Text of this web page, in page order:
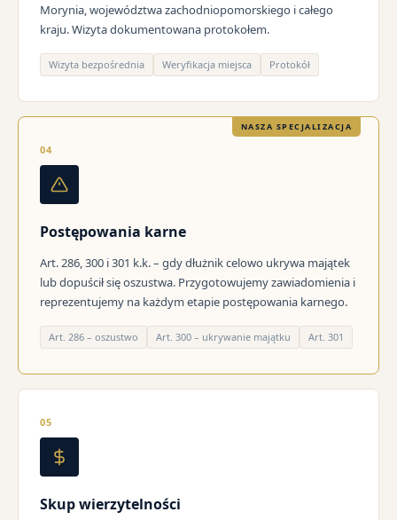
Morynia, województwa zachodniopomorskiego i całego
kraju. Wizyta dokumentowana protokołem.
Wizyta bezpośrednia Weryfikacja miejsca Protokół
NASZA SPECJALIZACJA
04
Postępowania karne
Art. 286, 300 i 301 k.k. – gdy dłużnik celowo ukrywa majątek
lub dopuścił się oszustwa. Przygotowujemy zawiadomienia i
reprezentujemy na każdym etapie postępowania karnego.
Art. 286 – oszustwo Art. 300 – ukrywanie majątku Art. 301
05
Skup wierzytelności